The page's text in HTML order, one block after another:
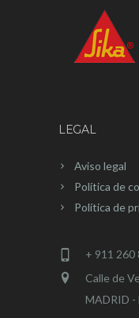
LEGAL
Aviso legal
Política de
Política de
+ 911 260
Calle de
MADRID -